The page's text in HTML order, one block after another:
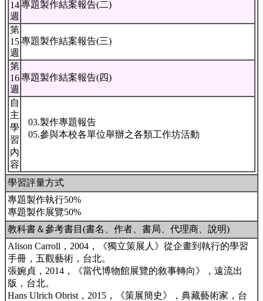
14
週
專題製作結案報告(二)
第
15
週
專題製作結案報告(三)
第
16
週
專題製作結案報告(四)
自
主
學
習
內
容
03.製作專題報告
05.參與本校各單位舉辦之各類工作坊活動
學習評量方式
專題製作執行50%
專題製作展覽50%
教科書＆參考書目(書名、作者、書局、代理商、說明)
Alison Carroll，2004，《獨立策展人》從企畫到執行的學習
手冊，五觀藝術，台北。
張婉貞，2014，《當代博物館展覽的敘事轉向》，遠流出
版，台北。
Hans Ulrich Obrist，2015，《策展簡史》，典藏藝術家，台